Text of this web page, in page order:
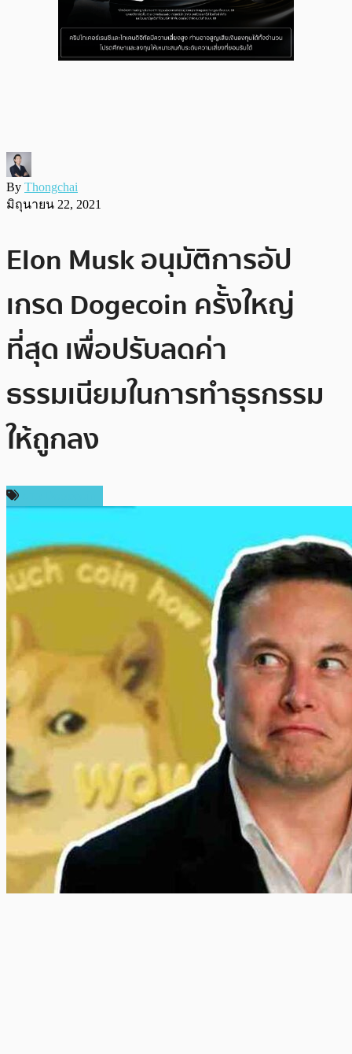
By Thongchai
มิถุนายน 22, 2021
Elon Musk อนุมัติการอัป
เกรด Dogecoin ครั้งใหญ่
ที่สุด เพื่อปรับลดค่า
ธรรมเนียมในการทำธุรกรรม
ให้ถูกลง